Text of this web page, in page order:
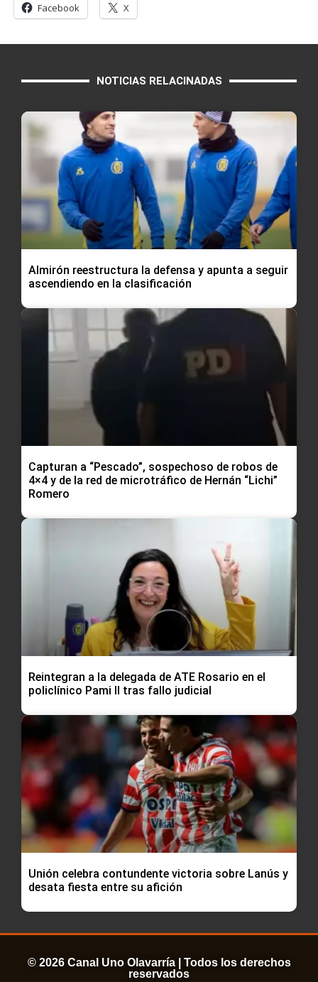
Facebook X
NOTICIAS RELACINADAS
Almirón reestructura la defensa y apunta a seguir
ascendiendo en la clasificación
Capturan a “Pescado”, sospechoso de robos de
4×4 y de la red de microtráfico de Hernán “Lichi”
Romero
Reintegran a la delegada de ATE Rosario en el
policlínico Pami II tras fallo judicial
Unión celebra contundente victoria sobre Lanús y
desata fiesta entre su afición
© 2026 Canal Uno Olavarría | Todos los derechos
reservados